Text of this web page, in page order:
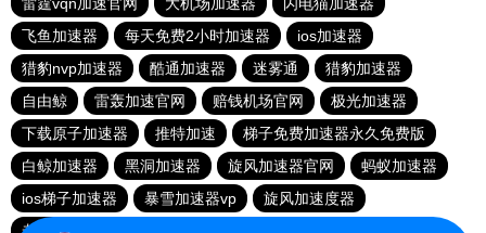
雷霆vqn加速官网
大机场加速器
闪电猫加速器
飞鱼加速器
每天免费2小时加速器
ios加速器
猎豹nvp加速器
酷通加速器 迷雾通
猎豹加速器
自由鲸
雷轰加速官网 赔钱机场官网
极光加速器
下载原子加速器
推特加速
梯子免费加速器永久免费版
白鲸加速器
黑洞加速器 旋风加速器官网
蚂蚁加速器
ios梯子加速器
暴雪加速器vp
旋风加速度器